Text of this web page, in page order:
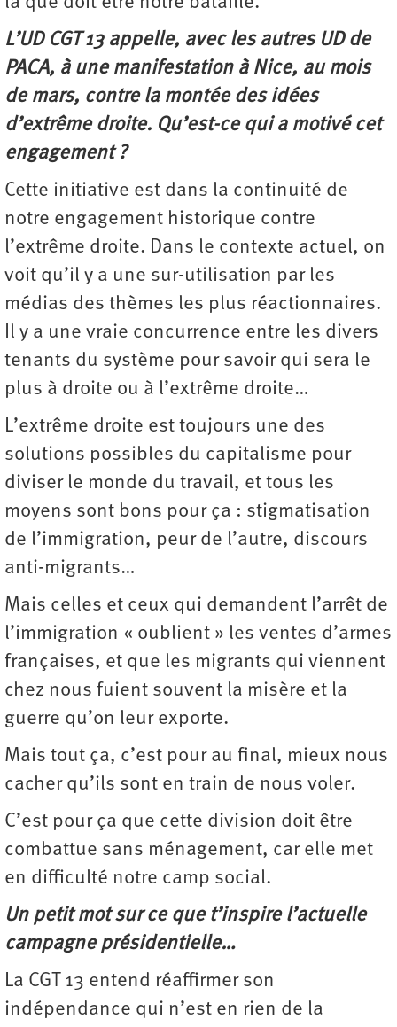
L’UD CGT 13 appelle, avec les autres UD de
PACA, à une manifestation à Nice, au mois
de mars, contre la montée des idées
d’extrême droite. Qu’est-ce qui a motivé cet
engagement ?
Cette initiative est dans la continuité de
notre engagement historique contre
l’extrême droite. Dans le contexte actuel, on
voit qu’il y a une sur-utilisation par les
médias des thèmes les plus réactionnaires.
Il y a une vraie concurrence entre les divers
tenants du système pour savoir qui sera le
plus à droite ou à l’extrême droite…
L’extrême droite est toujours une des
solutions possibles du capitalisme pour
diviser le monde du travail, et tous les
moyens sont bons pour ça : stigmatisation
de l’immigration, peur de l’autre, discours
anti-migrants…
Mais celles et ceux qui demandent l’arrêt de
l’immigration « oublient » les ventes d’armes
françaises, et que les migrants qui viennent
chez nous fuient souvent la misère et la
guerre qu’on leur exporte.
Mais tout ça, c’est pour au final, mieux nous
cacher qu’ils sont en train de nous voler.
C’est pour ça que cette division doit être
combattue sans ménagement, car elle met
en difficulté notre camp social.
Un petit mot sur ce que t’inspire l’actuelle
campagne présidentielle…
La CGT 13 entend réaffirmer son
indépendance qui n’est en rien de la